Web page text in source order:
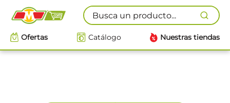
Busca un producto...
Ofertas Catálogo Nuestras tiendas